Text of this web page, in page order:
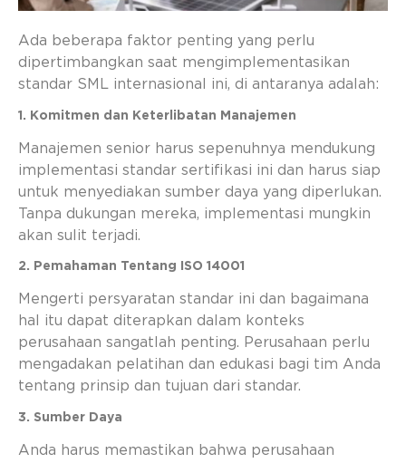
Ada beberapa faktor penting yang perlu
dipertimbangkan saat mengimplementasikan
standar SML internasional ini, di antaranya adalah:
1. Komitmen dan Keterlibatan Manajemen
Manajemen senior harus sepenuhnya mendukung
implementasi standar sertifikasi ini dan harus siap
untuk menyediakan sumber daya yang diperlukan.
Tanpa dukungan mereka, implementasi mungkin
akan sulit terjadi.
2. Pemahaman Tentang ISO 14001
Mengerti persyaratan standar ini dan bagaimana
hal itu dapat diterapkan dalam konteks
perusahaan sangatlah penting. Perusahaan perlu
mengadakan pelatihan dan edukasi bagi tim Anda
tentang prinsip dan tujuan dari standar.
3. Sumber Daya
Anda harus memastikan bahwa perusahaan